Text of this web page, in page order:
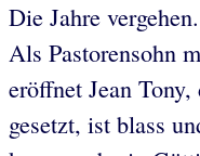
Die Jahre
Als Pastorensohn
eröffnet Jean
gesetzt, ist blass